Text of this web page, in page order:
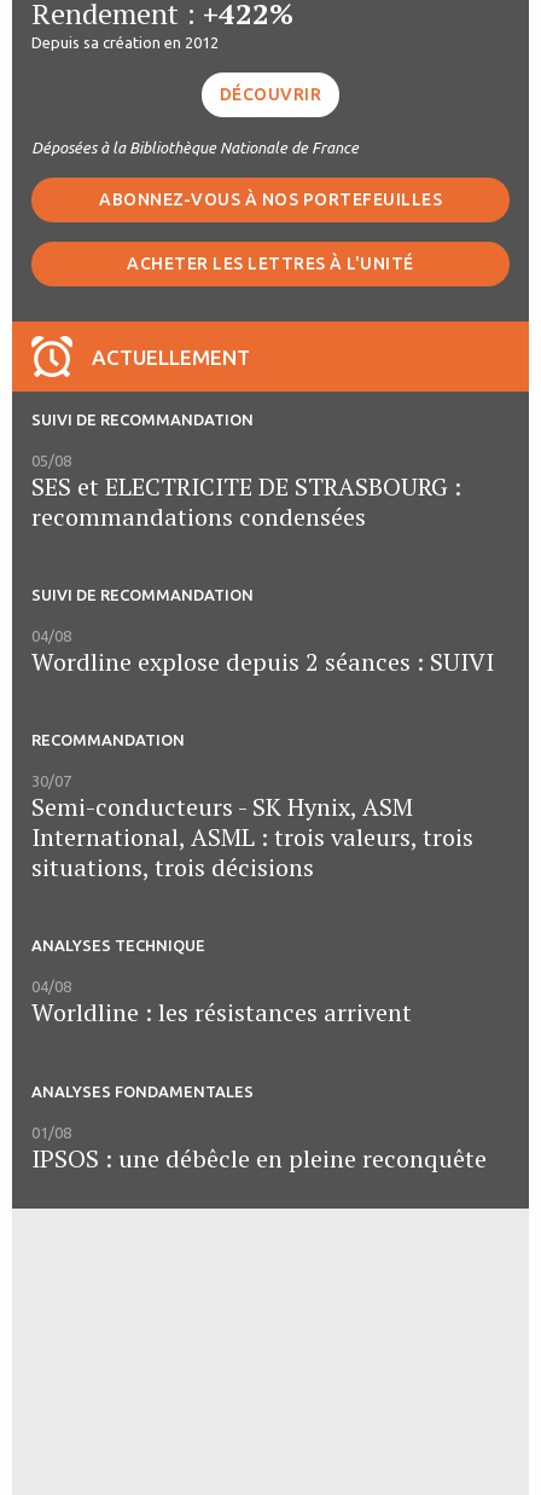
Rendement : +422%
Depuis sa création en 2012
DÉCOUVRIR
Déposées à la Bibliothèque Nationale de France
ABONNEZ-VOUS À NOS PORTEFEUILLES
ACHETER LES LETTRES À L'UNITÉ
ACTUELLEMENT
SUIVI DE RECOMMANDATION
05/08
SES et ELECTRICITE DE STRASBOURG :
recommandations condensées
SUIVI DE RECOMMANDATION
04/08
Wordline explose depuis 2 séances : SUIVI
RECOMMANDATION
30/07
Semi-conducteurs - SK Hynix, ASM
International, ASML : trois valeurs, trois
situations, trois décisions
ANALYSES TECHNIQUE
04/08
Worldline : les résistances arrivent
ANALYSES FONDAMENTALES
01/08
IPSOS : une débêcle en pleine reconquête